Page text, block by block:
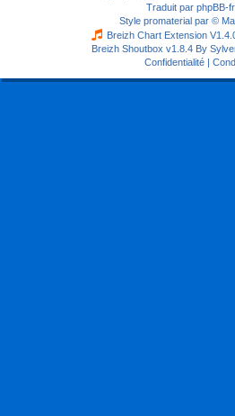
Traduit par phpBB-
Style promaterial par ©
Breizh Chart Extension
Breizh Shoutbox v1.8.4 By
Confidentialité|